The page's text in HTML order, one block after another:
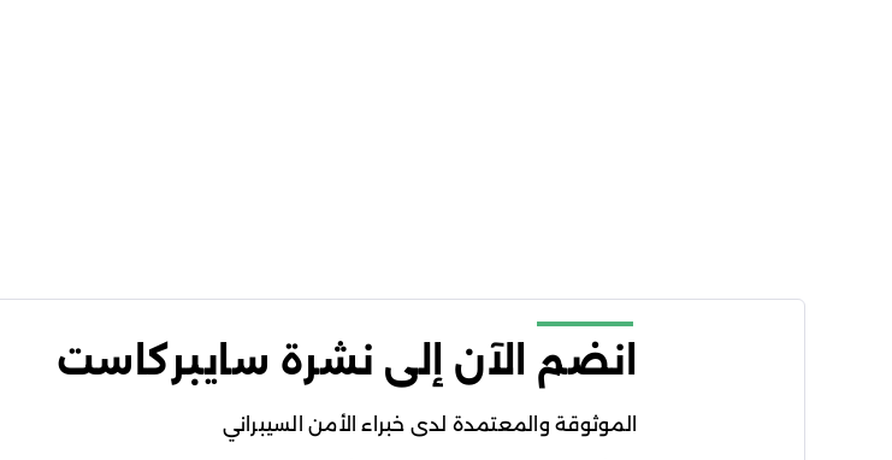
انضم الآن إلى نشرة سايبركاست
الموثوقة والمعتمدة لدى خبراء الأمن السيبراني